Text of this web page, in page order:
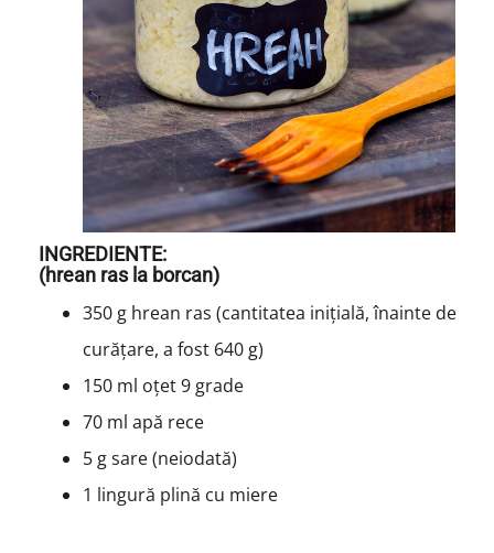
INGREDIENTE:
(hrean ras la borcan)
350 g hrean ras (cantitatea inițială, înainte de
curățare, a fost 640 g)
150 ml oțet 9 grade
70 ml apă rece
5 g sare (neiodată)
1 lingură plină cu miere